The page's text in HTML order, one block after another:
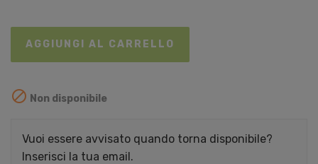
AGGIUNGI AL CARRELLO
 Non disponibile
Vuoi essere avvisato quando torna disponibile?
Inserisci la tua email.